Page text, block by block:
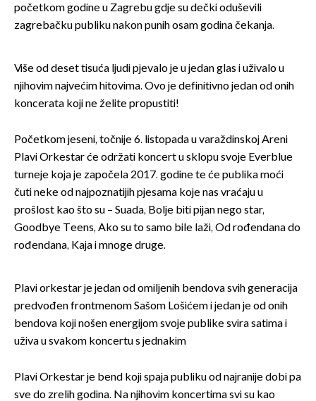
početkom godine u Zagrebu gdje su dečki oduševili
zagrebačku publiku nakon punih osam godina čekanja.
Više od deset tisuća ljudi pjevalo je u jedan glas i uživalo u
njihovim najvećim hitovima. Ovo je definitivno jedan od onih
koncerata koji ne želite propustiti!
Početkom jeseni, točnije 6. listopada u varaždinskoj Areni
Plavi Orkestar će održati koncert u sklopu svoje Everblue
turneje koja je započela 2017. godine te će publika moći
čuti neke od najpoznatijih pjesama koje nas vraćaju u
prošlost kao što su – Suada, Bolje biti pijan nego star,
Goodbye Teens, Ako su to samo bile laži, Od rođendana do
rođendana, Kaja i mnoge druge.
Plavi orkestar je jedan od omiljenih bendova svih generacija
predvođen frontmenom Sašom Lošićem i jedan je od onih
bendova koji nošen energijom svoje publike svira satima i
uživa u svakom koncertu s jednakim
Plavi Orkestar je bend koji spaja publiku od najranije dobi pa
sve do zrelih godina. Na njihovim koncertima svi su kao